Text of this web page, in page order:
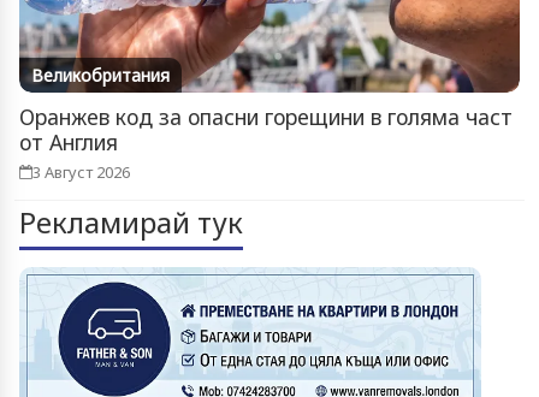
Великобритания
Оранжев код за опасни горещини в голяма част
от Англия
3 Август 2026
Рекламирай тук